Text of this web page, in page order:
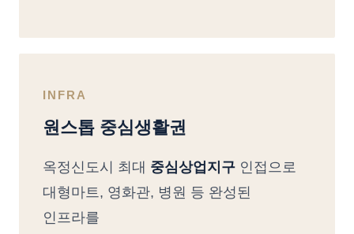
INFRA
원스톱 중심생활권
옥정신도시 최대 중심상업지구 인접으로
대형마트, 영화관, 병원 등 완성된
인프라를